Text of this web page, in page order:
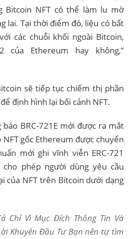
Bitcoin NFT có thể làm lu mờ
lai. Tại thời điểm đó, liệu có bất
các chuỗi khối ngoài Bitcoin,
của Ethereum hay không,”
sẽ tiếp tục chiếm thị phần
định hình lại bối cảnh NFT.
BRC-721E mới được ra mắt
gốc Ethereum được chuyển
mới ghi vĩnh viễn ERC-721
cho phép người dùng yêu cầu
của NFT trên Bitcoin dưới dạng
Chỉ Vì Mục Đích Thông Tin Và
Khuyên Đầu Tư Bạn nên tự tìm